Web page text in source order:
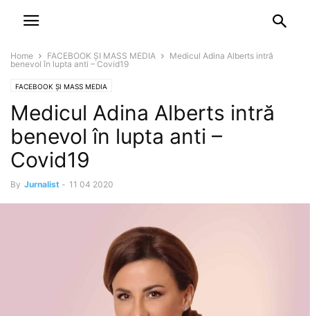
Home FACEBOOK ȘI MASS MEDIA
Medicul Adina Alberts intră
benevol în lupta anti – Covid19
FACEBOOK ȘI MASS MEDIA
Medicul Adina Alberts intră
benevol în lupta anti –
Covid19
By Jurnalist - 11 04 2020